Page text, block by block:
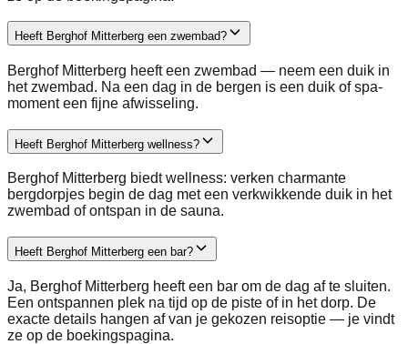
Heeft Berghof Mitterberg een zwembad?
Berghof Mitterberg heeft een zwembad — neem een duik in
het zwembad. Na een dag in de bergen is een duik of spa-
moment een fijne afwisseling.
Heeft Berghof Mitterberg wellness?
Berghof Mitterberg biedt wellness: verken charmante
bergdorpjes begin de dag met een verkwikkende duik in het
zwembad of ontspan in de sauna.
Heeft Berghof Mitterberg een bar?
Ja, Berghof Mitterberg heeft een bar om de dag af te sluiten.
Een ontspannen plek na tijd op de piste of in het dorp. De
exacte details hangen af van je gekozen reisoptie — je vindt
ze op de boekingspagina.